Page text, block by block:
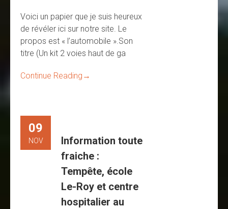
Voici un papier que je suis heureux
de révéler ici sur notre site. Le
propos est « l’automobile ».Son
titre (Un kit 2 voies haut de ga
Continue Reading →
09
NOV
Information toute
fraiche :
Tempête, école
Le-Roy et centre
hospitalier au